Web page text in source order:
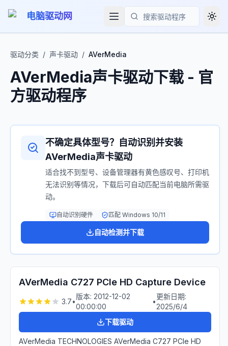
电脑驱动网
搜索
驱动分类 / 声卡驱动 / AVerMedia
AVerMedia声卡驱动下载 - 官
方驱动程序
不确定具体型号？自动识别并安装
AVerMedia声卡驱动
适合找不到型号、设备管理器有黄色感叹号、打印机
无法识别等情况，下载后可自动匹配当前电脑所需驱
动。
自动识别硬件 匹配 Windows 10/11
自动检测并下载
AVerMedia C727 PCIe HD Capture Device
3.7•
版本: 2012-12-02
00:00:00
•
更新日期:
2025/6/4
下载驱动
AVerMedia TECHNOLOGIES AVerMedia C727 PCIe HD